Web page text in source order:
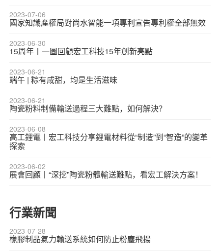
2023-07-06
國家知識產權局對尚水智能一項專利宣告專利權全部無效
2023-06-30
15周年丨一圖回顧宏工科技15年創新亮點
2023-06-21
端午 | 粽有咸甜，均是生活滋味
2023-06-21
陶瓷粉料制備輸送過程三大難點，如何解決？
2023-06-08
高工鋰電丨宏工科技分享鋰電材料從“制造”到“智造”的變革
探索
2023-06-02
展會回顧丨“深挖”陶瓷粉體輸送難點，看宏工解決方案！
行業新聞
2023-07-28
橡膠制品氣力輸送系統如何防止粉塵飛揚